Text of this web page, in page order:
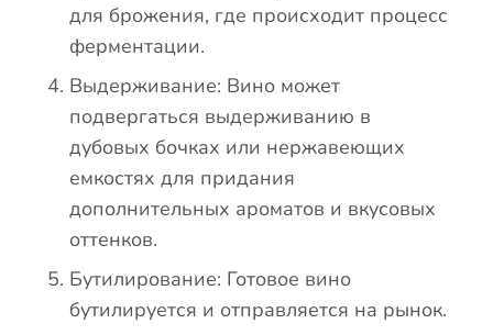
для брожения, где происходит процесс
ферментации.
Выдерживание: Вино может
подвергаться выдерживанию в
дубовых бочках или нержавеющих
емкостях для придания
дополнительных ароматов и вкусовых
оттенков.
Бутилирование: Готовое вино
бутилируется и отправляется на рынок.